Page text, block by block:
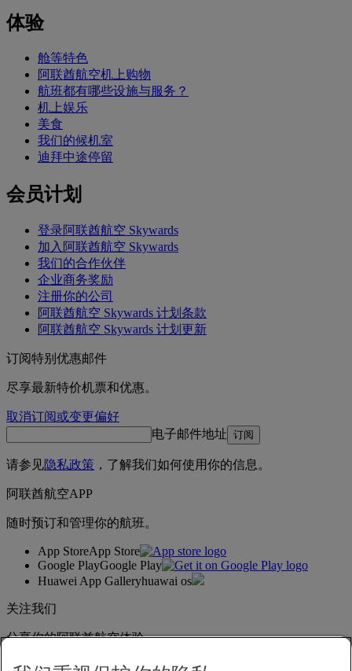
体验
舱等特色
阿联酋航空机上购物
航班都有哪些设施与服务？
机上娱乐
美食
我们的候机室
迪拜中途停留
会员计划
登录阿联酋航空 Skywards
加入阿联酋航空 Skywards
我们的合作伙伴
企业商务奖励
注册你的公司
阿联酋航空 Skywards 计划条款
阿联酋航空 Skywards 计划更新
订阅特别优惠邮件
尽享最新特价机票和优惠。
取消订阅或变更偏好
电子邮件地址 订阅
请参见隐私政策 ，了解我们如何使用你的信息。
阿联酋航空APP
随时预订和管理你的航班。
App StoreApp Store
Google PlayGoogle Play
Huawei App Galleryhuawai os
关注我们
分享你的阿联酋航空体验。